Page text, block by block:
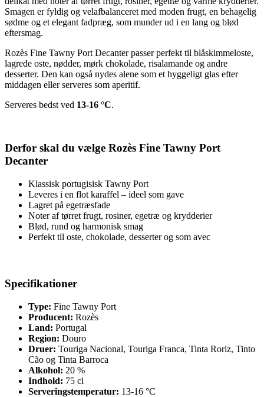
Smagen er fyldig og velafbalanceret med moden frugt, en behagelig
sødme og et elegant fadpræg, som munder ud i en lang og blød
eftersmag.
Rozès Fine Tawny Port Decanter passer perfekt til blåskimmeloste,
lagrede oste, nødder, mørk chokolade, risalamande og andre
desserter. Den kan også nydes alene som et hyggeligt glas efter
middagen eller serveres som aperitif.
Serveres bedst ved 13-16 °C.
Derfor skal du vælge Rozès Fine Tawny Port
Decanter
Klassisk portugisisk Tawny Port
Leveres i en flot karaffel – ideel som gave
Lagret på egetræsfade
Noter af tørret frugt, rosiner, egetræ og krydderier
Blød, rund og harmonisk smag
Perfekt til oste, chokolade, desserter og som avec
Specifikationer
Type: Fine Tawny Port
Producent: Rozès
Land: Portugal
Region: Douro
Druer: Touriga Nacional, Touriga Franca, Tinta Roriz, Tinto
Cão og Tinta Barroca
Alkohol: 20 %
Indhold: 75 cl
Serveringstemperatur: 13-16 °C